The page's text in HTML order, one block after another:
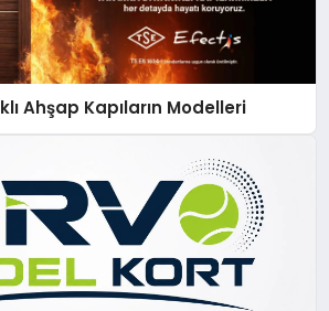
Ahşap Kapıların Modelleri